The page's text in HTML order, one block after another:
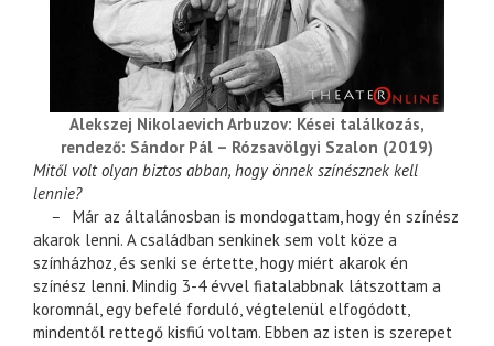
Alekszej Nikolaevich Arbuzov: Kései találkozás,
rendező: Sándor Pál – Rózsavölgyi Szalon (2019)
Mitől volt olyan biztos abban, hogy önnek színésznek kell
lennie?
– Már az általánosban is mondogattam, hogy én színész
akarok lenni. A családban senkinek sem volt köze a
színházhoz, és senki se értette, hogy miért akarok én
színész lenni. Mindig 3-4 évvel fiatalabbnak látszottam a
koromnál, egy befelé forduló, végtelenül elfogódott,
mindentől rettegő kisfiú voltam. Ebben az isten is szerepet